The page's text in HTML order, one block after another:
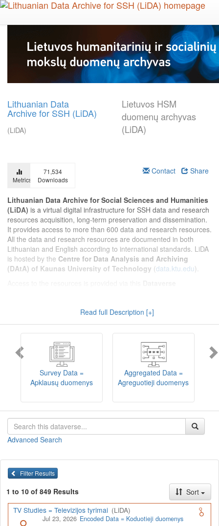
Skip
main
Lithuanian Data
Archive for SSH (LiDA)
(LiDA)
Lietuvos HSM
duomenų archyvas
(LiDA)
Metrics
71,534
Downloads
Contact Share
Lithuanian Data Archive for Social Sciences and Humanities
(LiDA) is a virtual digital infrastructure for SSH data and research
resources acquisition, long-term preservation and dissemination.
It provides access to more than 600 data and research resources.
All the data and research resources are documented in both
Lithuanian and English according to international standards. LiDA
is hosted by the Centre for Data Analysis and Archiving
(DAtA) of Kaunas University of Technology (data.ktu.edu).
implemented). LiDA curates different types of resources and they
are published into catalogues according to the type:Survey Data,
Interview Data,Aggregated Data
(including Historical Statistics),
, andEncoded Data
(including News Media Studies).
Also, LiDA holds collections of data produced in large national
projets (
Large Project Data
) as well as social sciences and
humanities data deposited by Lithuanian science and higher
education institutions and Lithuanian governmental institutions
Depositors interested in deposit of their data into the LiDA
Lietuvos humanitarinių ir socialinių mokslų duomenų
infrastruktūra, suteikianti prieigą prie daugiau nei 600 duomenų ir
tyrimų išteklių. Visi duomenų ir tyrimų ištekliai yra dokumentuoti
lietuvių ir anglų kalbomis pagal tarptautinius standartus. LiDA
įsikūręsKauno technologijos universiteto Duomenų analizės
ir archyvavimo (DAtA) centre( data.ktu.edu
Read full Description [+]
Survey Data =
Apklausų duomenys
Aggregated Data =
Agreguotieji duomenys
Advanced Search
Filter Results
1 to 10 of 849 Results
Sort
TV Studies = Televizijos tyrimai (LiDA)
Jul 23, 2026 Encoded Data = Koduotieji duomenys